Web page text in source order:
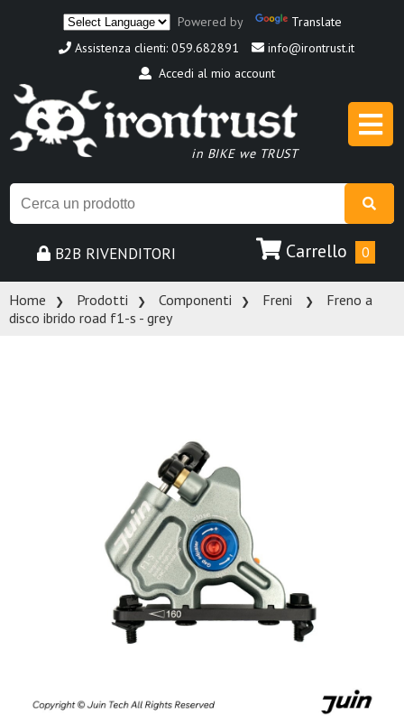
Powered by
Translate
Assistenza clienti: 059.682891
info@irontrust.it
Accedi al mio account
in BIKE we TRUST
B2B RIVENDITORI Carrello 0
Home Prodotti Componenti Freni
Freno a
disco ibrido road f1-s - grey